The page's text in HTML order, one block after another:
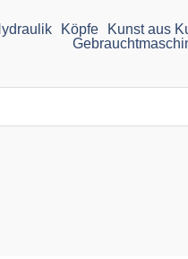
Köpfe Kunst aus